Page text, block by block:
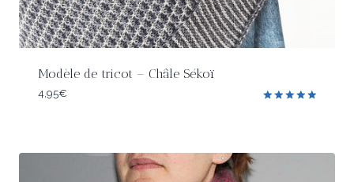
Modèle de tricot – Châle Sékoï
4,95€